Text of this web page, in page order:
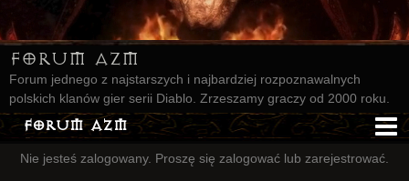
Forum AZM
Forum jednego z najstarszych i najbardziej rozpoznawalnych
polskich klanów gier serii Diablo. Zrzeszamy graczy od 2000 roku.
Forum AZM
Strona AZM
Nie jesteś zalogowany. Proszę się zalogować lub zarejestrować.